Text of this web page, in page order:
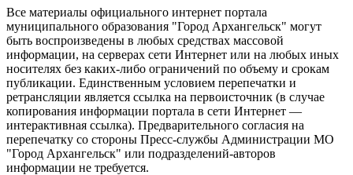
Все материалы официального интернет портала
муниципального образования "Город Архангельск" могут
быть воспроизведены в любых средствах массовой
информации, на серверах сети Интернет или на любых иных
носителях без каких-либо ограничений по объему и срокам
публикации. Единственным условием перепечатки и
ретрансляции является ссылка на первоисточник (в случае
копирования информации портала в сети Интернет —
интерактивная ссылка). Предварительного согласия на
перепечатку со стороны Пресс-службы Администрации МО
"Город Архангельск" или подразделений-авторов
информации не требуется.